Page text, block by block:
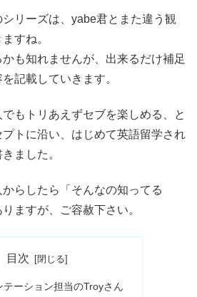
リーズは、yabe君とまた違う観
すね。
も知れませんが、出来るだけ補足
記載していきます。
もトリあえずセブを楽しめる、と
トに沿い、はじめて英語留学され
ました。
らしたら「そんなの知ってる
ますが、ご容赦下さい。
目次
テーション担当のTroyさん